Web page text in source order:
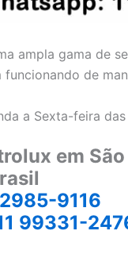
ampla gama de
de
a Sexta-feira
em
9116
99331-